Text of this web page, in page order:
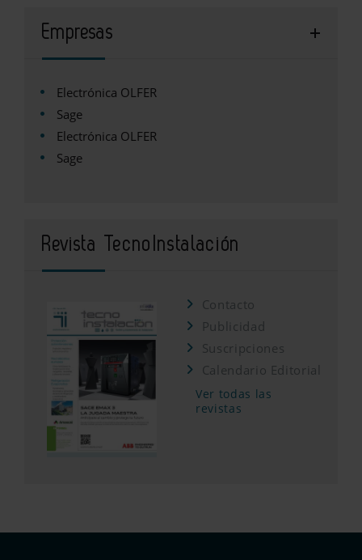
Empresas
Electrónica OLFER
Sage
Electrónica OLFER
Sage
Revista TecnoInstalación
Contacto
Publicidad
Suscripciones
Calendario Editorial
Ver todas las
revistas